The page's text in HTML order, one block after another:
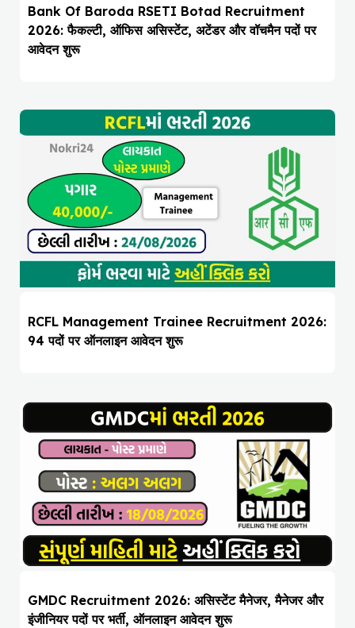
Bank Of Baroda RSETI Botad Recruitment
2026: फैकल्टी, ऑफिस असिस्टेंट, अटेंडर और वॉचमैन पदों पर
आवेदन शुरू
RCFL Management Trainee Recruitment 2026:
94 पदों पर ऑनलाइन आवेदन शुरू
GMDC Recruitment 2026: असिस्टेंट मैनेजर, मैनेजर और
इंजीनियर पदों पर भर्ती, ऑनलाइन आवेदन शुरू